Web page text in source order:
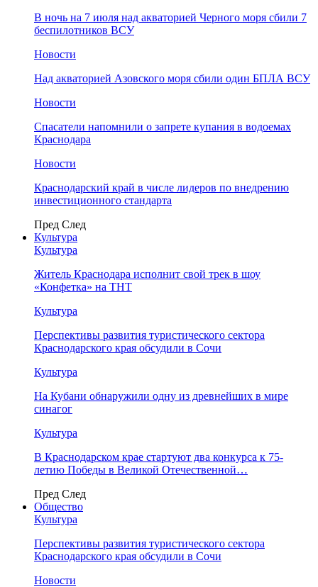
В ночь на 7 июля над акваторией Черного моря сбили 7
беспилотников ВСУ
Новости
Над акваторией Азовского моря сбили один БПЛА ВСУ
Новости
Спасатели напомнили о запрете купания в водоемах
Краснодара
Новости
Краснодарский край в числе лидеров по внедрению
инвестиционного стандарта
Пред След
Культура
Культура
Житель Краснодара исполнит свой трек в шоу
«Конфетка» на ТНТ
Культура
Перспективы развития туристического сектора
Краснодарского края обсудили в Сочи
Культура
На Кубани обнаружили одну из древнейших в мире
синагог
Культура
В Краснодарском крае стартуют два конкурса к 75-
летию Победы в Великой Отечественной…
Пред След
Общество
Культура
Перспективы развития туристического сектора
Краснодарского края обсудили в Сочи
Новости